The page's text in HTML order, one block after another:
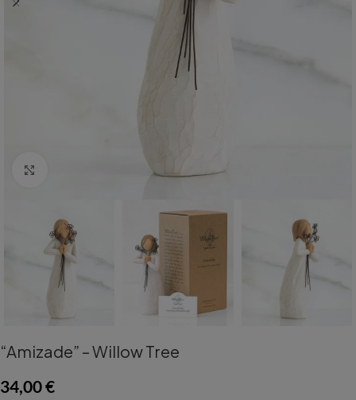
“Amizade” – Willow Tree
34,00€